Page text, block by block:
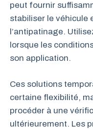
peut fournir
stabiliser le véhicule
l’antipatinage.
lorsque les
son application.
Ces solutions
certaine flexibilité,
procéder à une
ultérieurement. Les